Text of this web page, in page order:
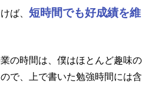
ば、 短時間でも好成績を維
の時間は、僕はほとんど趣味の
で、上で書いた勉強時間には含